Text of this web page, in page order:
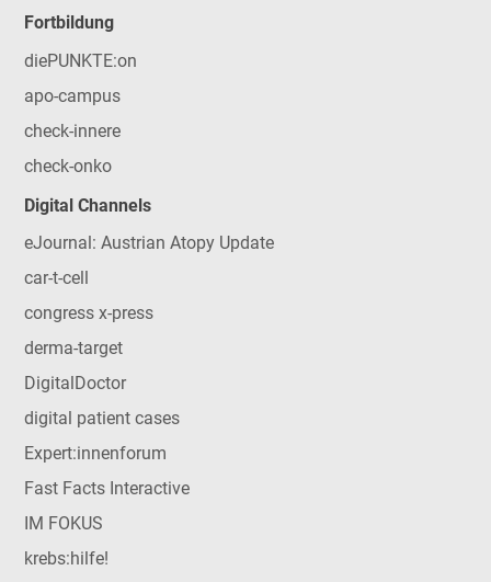
Fortbildung
diePUNKTE:on
apo-campus
check-innere
check-onko
Digital Channels
eJournal: Austrian Atopy Update
car-t-cell
congress x-press
derma-target
DigitalDoctor
digital patient cases
Expert:innenforum
Fast Facts Interactive
IM FOKUS
krebs:hilfe!